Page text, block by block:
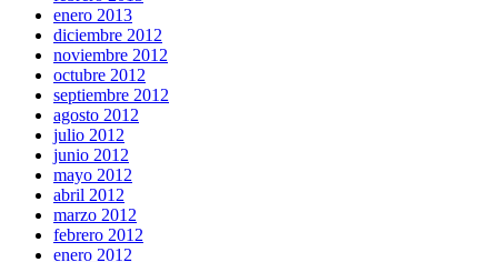
enero 2013
diciembre 2012
noviembre 2012
octubre 2012
septiembre 2012
agosto 2012
julio 2012
junio 2012
mayo 2012
abril 2012
marzo 2012
febrero 2012
enero 2012